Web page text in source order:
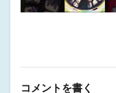
コメントを書く